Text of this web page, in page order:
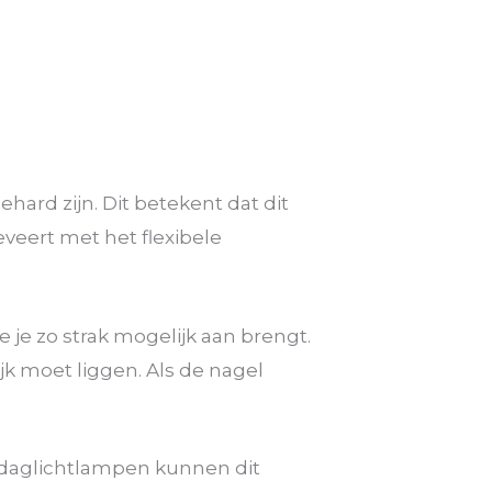
zijn. Dit betekent dat dit
met het flexibele
je zo strak mogelijk aan brengt.
moet liggen. Als de nagel
kunnen dit